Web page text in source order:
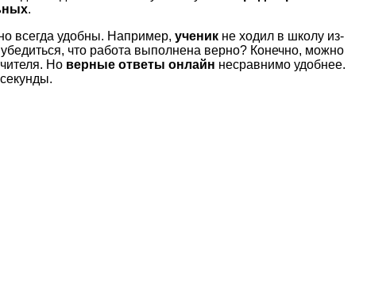
.
всегда удобны. Например, ученик не ходил в школу из-
что работа выполнена верно? Конечно, можно
Но верные ответы онлайн несравнимо удобнее.